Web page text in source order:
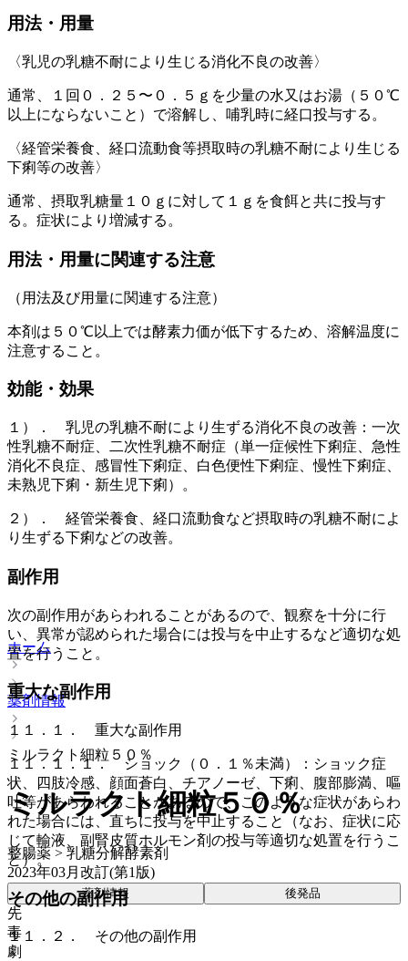
用法・用量
〈乳児の乳糖不耐により生じる消化不良の改善〉
通常、１回０．２５〜０．５ｇを少量の水又はお湯（５０℃
以上にならないこと）で溶解し、哺乳時に経口投与する。
〈経管栄養食、経口流動食等摂取時の乳糖不耐により生じる
下痢等の改善〉
通常、摂取乳糖量１０ｇに対して１ｇを食餌と共に投与す
る。症状により増減する。
用法・用量に関連する注意
（用法及び用量に関連する注意）
本剤は５０℃以上では酵素力価が低下するため、溶解温度に
注意すること。
効能・効果
１）． 乳児の乳糖不耐により生ずる消化不良の改善：一次
性乳糖不耐症、二次性乳糖不耐症（単一症候性下痢症、急性
消化不良症、感冒性下痢症、白色便性下痢症、慢性下痢症、
未熟児下痢・新生児下痢）。
２）． 経管栄養食、経口流動食など摂取時の乳糖不耐によ
り生ずる下痢などの改善。
副作用
次の副作用があらわれることがあるので、観察を十分に行
い、異常が認められた場合には投与を中止するなど適切な処
置を行うこと。
重大な副作用
１１．１． 重大な副作用
１１．１．１． ショック（０．１％未満）：ショック症
状、四肢冷感、顔面蒼白、チアノーゼ、下痢、腹部膨満、嘔
吐等があらわれることがあるので、このような症状があらわ
れた場合には、直ちに投与を中止すること（なお、症状に応
じて輸液、副腎皮質ホルモン剤の投与等適切な処置を行うこ
と）。
その他の副作用
１１．２． その他の副作用
ホーム
薬剤情報
ミルラクト細粒５０％
ミルラクト細粒５０％
整腸薬 > 乳糖分解酵素剤
2023年03月改訂(第1版)
薬剤情報 後発品
先
毒
劇